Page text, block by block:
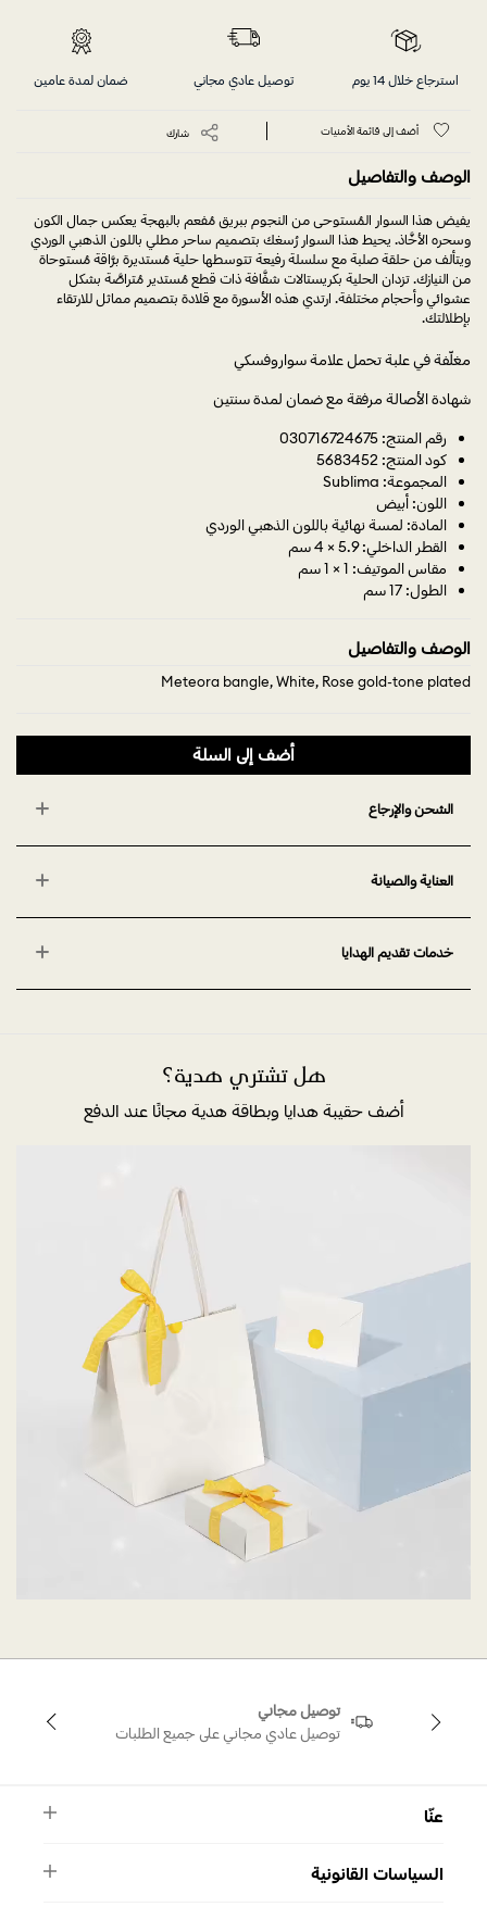
استرجاع خلال 14 يوم توصيل عادي مجاني ضمان لمدة عامين
أضف إلى قائمة الأمنيات شارك
الوصف والتفاصيل
يفيض هذا السوار المُستوحى من النجوم ببريق مُفعم بالبهجة يعكس جمال الكون
وسحره الأخَّاذ. يحيط هذا السوار رُسغك بتصميم ساحر مطلي باللون الذهبي الوردي
ويتألف من حلقة صلبة مع سلسلة رفيعة تتوسطها حلية مُستديرة برَّاقة مُستوحاة
من النيازك. تزدان الحلية بكريستالات شفَّافة ذات قطع مُستدير مُتراصَّة بشكل
عشوائي وأحجام مختلفة. ارتدي هذه الأسورة مع قلادة بتصميم مماثل للارتقاء
بإطلالتك.
مغلّفة في علبة تحمل علامة سواروفسكي
شهادة الأصالة مرفقة مع ضمان لمدة سنتين
رقم المنتج: 030716724675
كود المنتج: 5683452
المجموعة: Sublima
اللون: أبيض
المادة: لمسة نهائية باللون الذهبي الوردي
القطر الداخلي: 5.9 × 4 سم
مقاس الموتيف: 1 × 1 سم
الطول: 17 سم
الوصف والتفاصيل
Meteora bangle, White, Rose gold-tone plated
أضف إلى السلة
الشحن والإرجاع
العناية والصيانة
خدمات تقديم الهدايا
هل تشتري هدية؟
أضف حقيبة هدايا وبطاقة هدية مجانًا عند الدفع
توصيل مجاني
توصيل عادي مجاني على جميع الطلبات
عنّا
الأسئلة الشائعة
السياسات القانونية